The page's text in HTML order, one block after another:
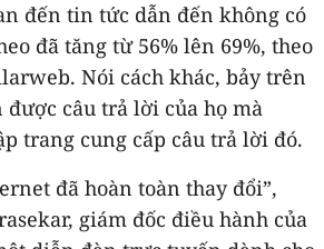
đến tin tức dẫn đến không có
đã tăng từ 56% lên 69%, theo
Nói cách khác, bảy trên
câu trả lời của họ mà
trang cung cấp câu trả lời đó.
đã hoàn toàn thay đổi”,
giám đốc điều hành của